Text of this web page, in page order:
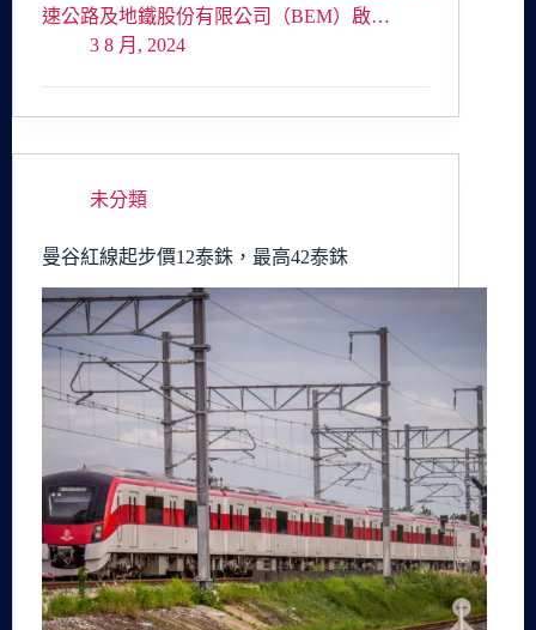
速公路及地鐵股份有限公司（BEM）啟…
3 8 月, 2024
未分類
曼谷紅線起步價12泰銖，最高42泰銖